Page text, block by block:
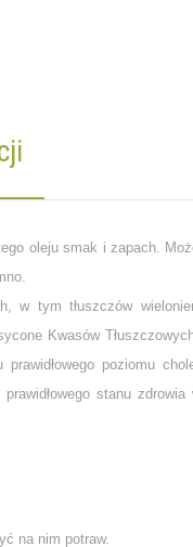
oleju smak i zapach.
w tym tłuszczów
Kwasów
poziomu
stanu zdrowia
na nim potraw.